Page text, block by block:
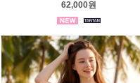
62,000원